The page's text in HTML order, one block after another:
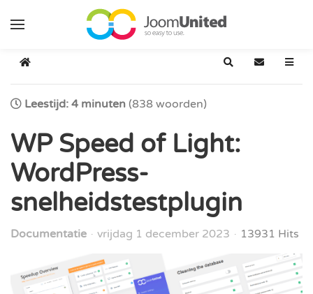
Ga naar de hoofdinhoud
Home ZoekenAbonneer
Leestijd: 4 minuten (838 woorden)
WP Speed of Light:
WordPress-
snelheidstestplugin
Documentatie vrijdag 1 december 2023 13931 Hits